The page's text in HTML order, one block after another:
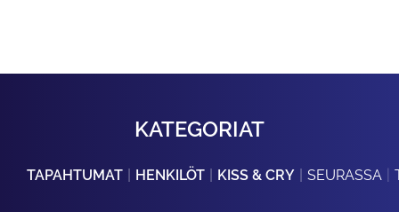
KATEGORIAT
TAPAHTUMAT HENKILÖT KISS & CRY SEURASSA